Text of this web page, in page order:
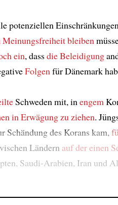
potenziellen
Meinungsfreiheitbleiben
ein, dassdie Beleidigung
Folgenfür Dänemark
Schweden mit, inengem
in Erwägung zu ziehen.
Schändung des Korans kam,
Ländern auf der einen
Saudi-Arabien, Iran und